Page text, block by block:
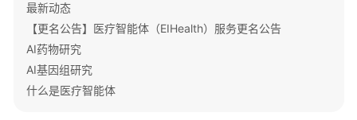
息
中
心
管
最新动态
【更名公告】医疗智能体（EIHealth）服务更名公告
AI药物研究
AI基因组研究
什么是医疗智能体